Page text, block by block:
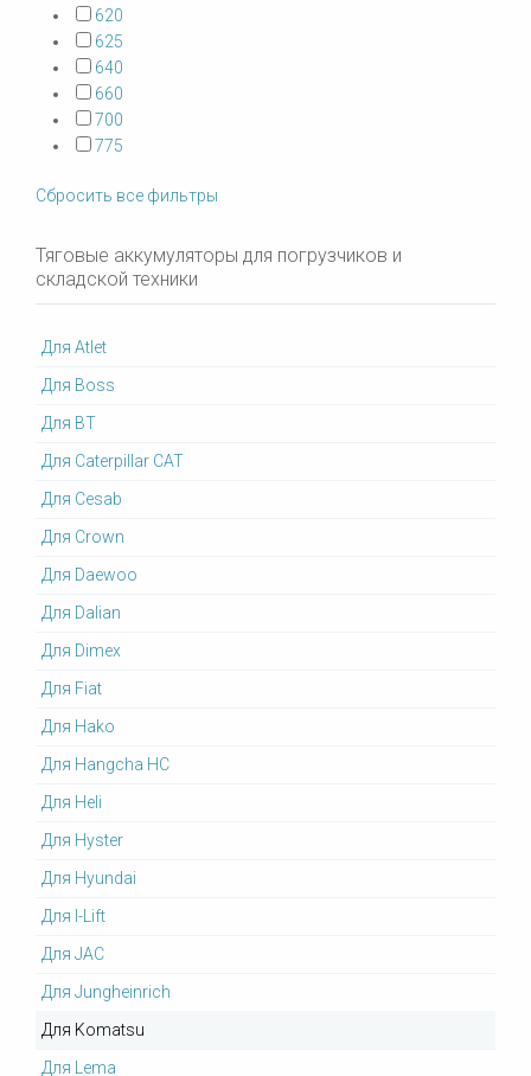
620
625
640
660
700
775
Сбросить все фильтры
Тяговые аккумуляторы для погрузчиков и
складской техники
Для Atlet
Для Boss
Для BT
Для Caterpillar CAT
Для Cesab
Для Crown
Для Daewoo
Для Dalian
Для Dimex
Для Fiat
Для Hako
Для Hangcha HC
Для Heli
Для Hyster
Для Hyundai
Для I-Lift
Для JAC
Для Jungheinrich
Для Komatsu
Для Lema